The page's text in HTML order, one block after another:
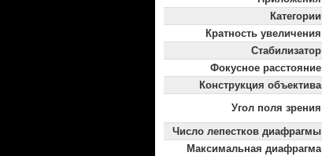
Категории
Кратность увеличения
Стабилизатор
Фокусное расстояние
Конструкция объектива
Угол поля зрения
Число лепестков диафрагмы
Максимальная диафрагма